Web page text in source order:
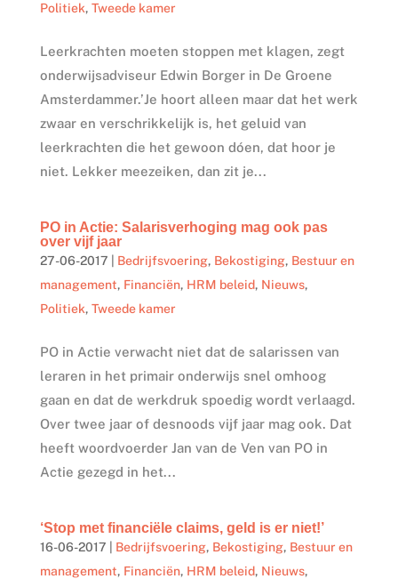
Politiek, Tweede kamer
Leerkrachten moeten stoppen met klagen, zegt
onderwijsadviseur Edwin Borger in De Groene
Amsterdammer.’Je hoort alleen maar dat het werk
zwaar en verschrikkelijk is, het geluid van
leerkrachten die het gewoon dóen, dat hoor je
niet. Lekker meezeiken, dan zit je...
PO in Actie: Salarisverhoging mag ook pas
over vijf jaar
27-06-2017 Bedrijfsvoering, Bekostiging, Bestuur en
management, Financiën, HRM beleid, Nieuws,
Politiek, Tweede kamer
PO in Actie verwacht niet dat de salarissen van
leraren in het primair onderwijs snel omhoog
gaan en dat de werkdruk spoedig wordt verlaagd.
Over twee jaar of desnoods vijf jaar mag ook. Dat
heeft woordvoerder Jan van de Ven van PO in
Actie gezegd in het...
‘Stop met financiële claims, geld is er niet!’
16-06-2017 Bedrijfsvoering, Bekostiging, Bestuur en
management, Financiën, HRM beleid, Nieuws,